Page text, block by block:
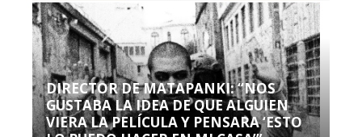
DIRECTOR DE MATAPANKI: “NOS
GUSTABA LA IDEA DE QUE ALGUIEN
VIERA LA PELÍCULA Y PENSARA ‘ESTO